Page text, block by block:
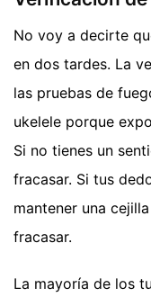
No voy a decirte
en dos tardes. La
las pruebas de
ukelele porque
Si no tienes un
fracasar. Si tus
mantener una
fracasar.
La mayoría de los